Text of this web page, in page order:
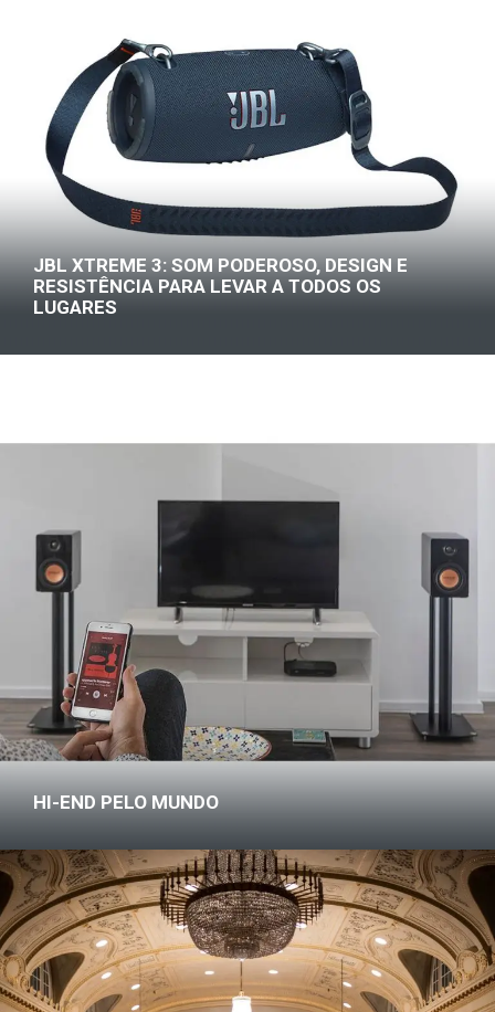
JBL XTREME 3: SOM PODEROSO, DESIGN E
RESISTÊNCIA PARA LEVAR A TODOS OS
LUGARES
HI-END PELO MUNDO